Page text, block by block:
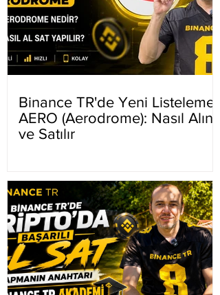
Binance TR'de Yeni Listeleme
AERO (Aerodrome): Nasıl Alınır
ve Satılır